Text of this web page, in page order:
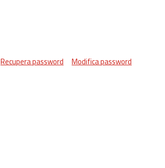
Recupera password Modifica password